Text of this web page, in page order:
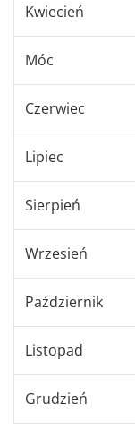
Kwiecień
Móc
Czerwiec
Lipiec
Sierpień
Wrzesień
Październik
Listopad
Grudzień